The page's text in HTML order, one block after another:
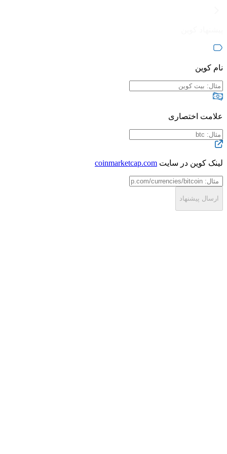
نام کوین
علامت اختصاری
لینک کوین در سایت coinmarketcap.com
ارسال پیشنهاد